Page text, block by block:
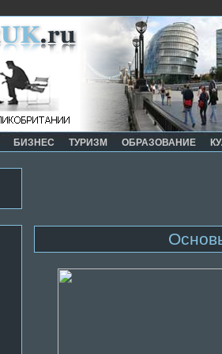
БИЗНЕС ТУРИЗМ ОБРАЗОВАНИЕ